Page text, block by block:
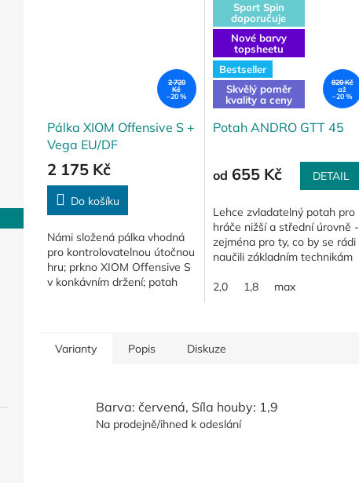
2 720
Kč
–20 %
Pálka XIOM Offensive S +
Vega EU/DF
2 175 Kč
Do košíku
Námi složená pálka vhodná
pro kontrolovatelnou útočnou
hru; prkno XIOM Offensive S
v konkávním držení; potah
Sport Spin
doporučuje
Nové barvy
topsheetu
Bestseller
Skvělý poměr
kvality a ceny
820 Kč
až
–20 %
Potah ANDRO GTT 45
od 655 Kč DETAIL
Lehce zvladatelný potah pro
hráče nižší a střední úrovně -
zejména pro ty, co by se rádi
naučili základním technikám
houba v kombinaci se...
2,0 1,8 max
Varianty Popis Diskuze
Barva: červená, Síla houby: 1,9
Na prodejně/ihned k odeslání